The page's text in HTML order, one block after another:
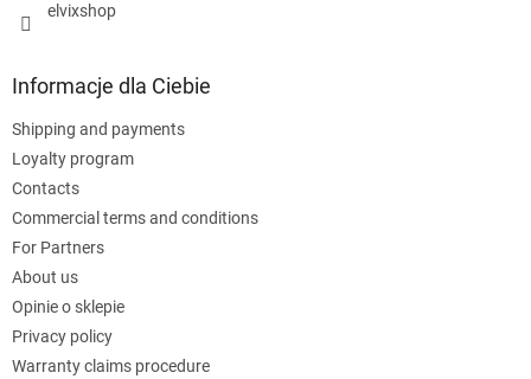
elvixshop
Informacje dla Ciebie
Shipping and payments
Loyalty program
Contacts
Commercial terms and conditions
For Partners
About us
Opinie o sklepie
Privacy policy
Warranty claims procedure